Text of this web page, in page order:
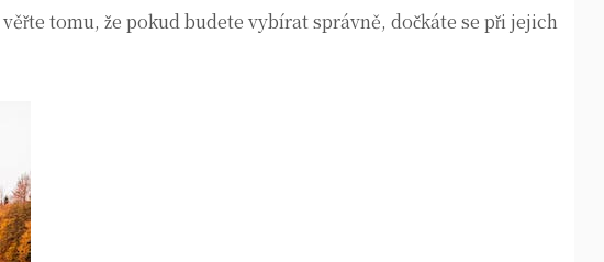
tomu, že pokud budete vybírat správně, dočkáte se při jejich